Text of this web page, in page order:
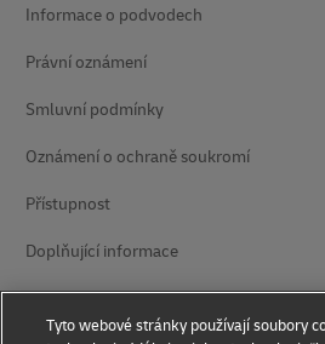
Informace o podvodech
Právní oznámení
Smluvní podmínky
Oznámení o ochraně soukromí
Přístupnost
Doplňující informace
Nastavení suborů cookie
Tyto webové stránky používají soubory